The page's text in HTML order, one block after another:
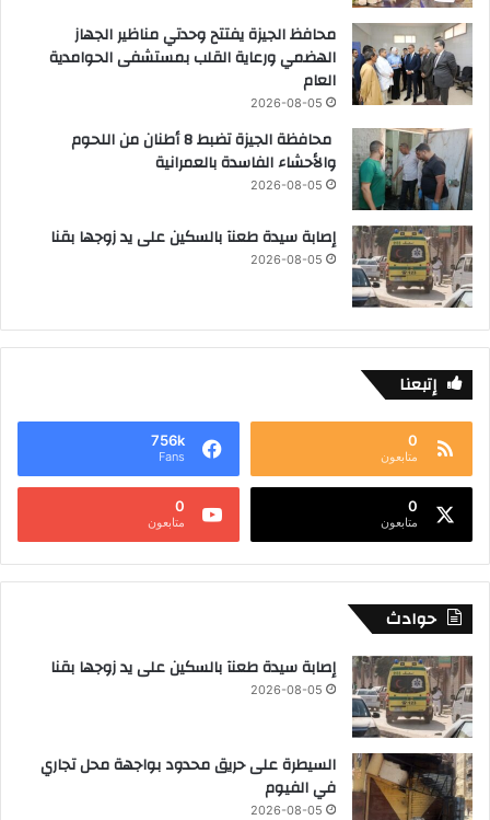
محافظ الجيزة يفتتح وحدتي مناظير الجهاز
الهضمي ورعاية القلب بمستشفى الحوامدية
العام
2026-08-05
محافظة الجيزة تضبط 8 أطنان من اللحوم
والأحشاء الفاسدة بالعمرانية
2026-08-05
إصابة سيدة طعنآ بالسكين على يد زوجها بقنا
2026-08-05
إتبعنا
0
متابعون
756k
Fans
0
متابعون
0
متابعون
حوادث
إصابة سيدة طعنآ بالسكين على يد زوجها بقنا
2026-08-05
السيطرة على حريق محدود بواجهة محل تجاري
في الفيوم
2026-08-05